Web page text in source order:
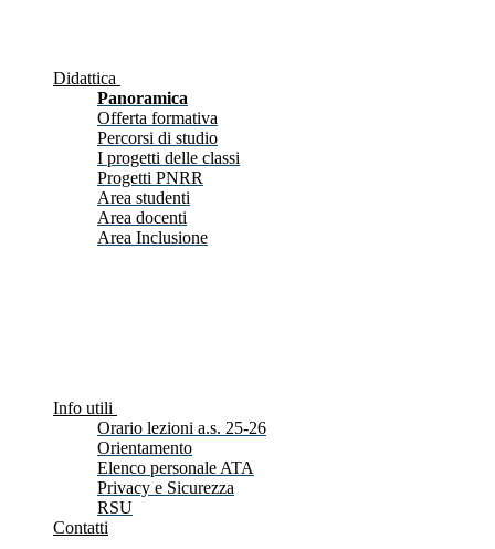
Didattica
Panoramica
Offerta formativa
Percorsi di studio
I progetti delle classi
Progetti PNRR
Area studenti
Area docenti
Area Inclusione
Info utili
Orario lezioni a.s. 25-26
Orientamento
Elenco personale ATA
Privacy e Sicurezza
RSU
Contatti